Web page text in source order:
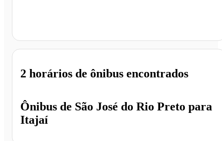
Ônibus de São José do Rio Preto para
Itajaí
2 horários de ônibus encontrados